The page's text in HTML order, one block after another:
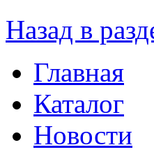
Назад в
Главная
Каталог
Новости